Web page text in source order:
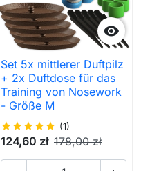

Set 5x mittlerer Duftpilz
+ 2x Duftdose für das
Training von Nosework
- Größe M
starstarstarstarstar (1)
124,60 zł 178,00 zł